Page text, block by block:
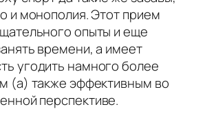
и монополия. Этот прием
опыты и еще
времени, а имеет
угодить намного более
(а) также эффективным во
перспективе.